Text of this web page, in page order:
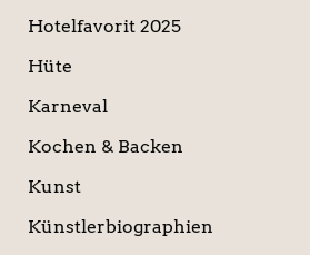
Hotelfavorit 2025
Hüte
Karneval
Kochen & Backen
Kunst
Künstlerbiographien